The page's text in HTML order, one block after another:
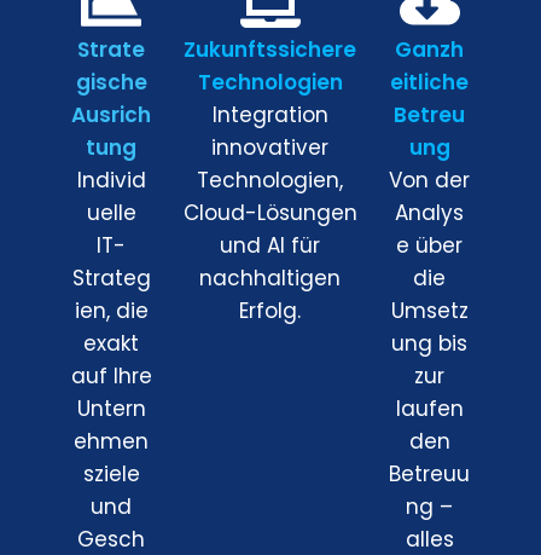
Strate
gische
Ausrich
tung
Individ
uelle
IT-
Strateg
ien, die
exakt
auf Ihre
Untern
ehmen
sziele
und
Gesch
Zukunftssichere
Technologien
Integration
innovativer
Technologien,
Cloud-Lösungen
und AI für
nachhaltigen
Erfolg.
Ganzh
eitliche
Betreu
ung
Von der
Analys
e über
die
Umsetz
ung bis
zur
laufen
den
Betreuu
ng –
alles